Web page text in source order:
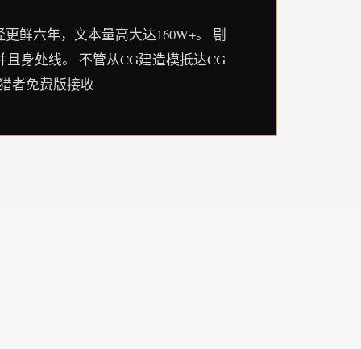
鲜六年，文本量高大达160W+。 剧
身处线。 不管从CG建造模抵达CG
者免费版接收